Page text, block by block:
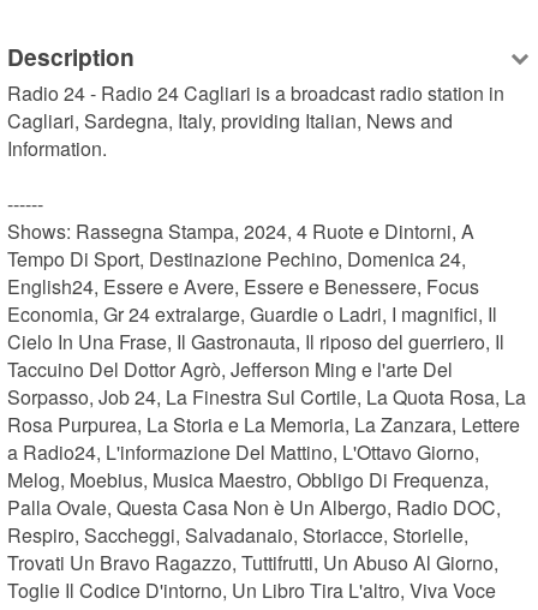
Description
Radio 24 - Radio 24 Cagliari is a broadcast radio station in
Cagliari, Sardegna, Italy, providing Italian, News and
Information.
------
Shows: Rassegna Stampa, 2024, 4 Ruote e Dintorni, A
Tempo Di Sport, Destinazione Pechino, Domenica 24,
English24, Essere e Avere, Essere e Benessere, Focus
Economia, Gr 24 extralarge, Guardie o Ladri, I magnifici, Il
Cielo In Una Frase, Il Gastronauta, Il riposo del guerriero, Il
Taccuino Del Dottor Agrò, Jefferson Ming e l'arte Del
Sorpasso, Job 24, La Finestra Sul Cortile, La Quota Rosa, La
Rosa Purpurea, La Storia e La Memoria, La Zanzara, Lettere
a Radio24, L'informazione Del Mattino, L'Ottavo Giorno,
Melog, Moebius, Musica Maestro, Obbligo Di Frequenza,
Palla Ovale, Questa Casa Non è Un Albergo, Radio DOC,
Respiro, Saccheggi, Salvadanaio, Storiacce, Storielle,
Trovati Un Bravo Ragazzo, Tuttifrutti, Un Abuso Al Giorno,
Toglie Il Codice D'intorno, Un Libro Tira L'altro, Viva Voce